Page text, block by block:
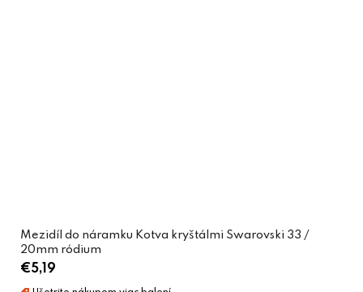
Mezidíl do náramku Kotva kryštálmi Swarovski 33 /
20mm ródium
€5,19